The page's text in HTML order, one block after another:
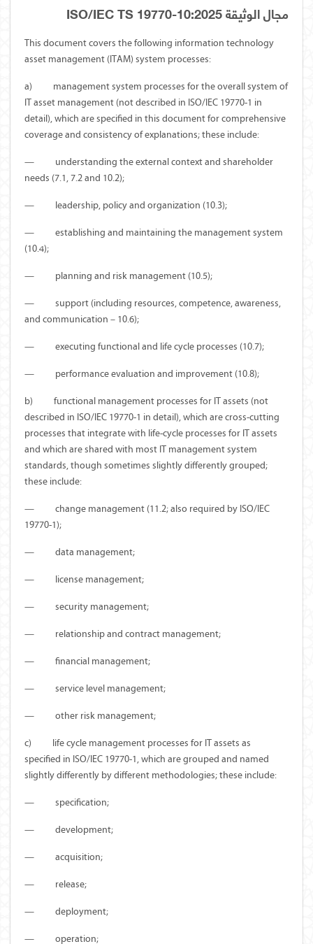
مجال الوثيقة ISO/IEC TS 19770-10:2025
This document covers the following information technology
asset management (ITAM) system processes:
a)
management system processes for the overall system of
IT asset management (not described in ISO/IEC 19770-1 in
detail), which are specified in this document for comprehensive
coverage and consistency of explanations; these include:
—
understanding the external context and shareholder
needs (7.1, 7.2 and 10.2);
— leadership, policy and organization (10.3);
—
establishing and maintaining the management system
(10.4);
— planning and risk management (10.5);
—
support (including resources, competence, awareness,
and communication – 10.6);
— executing functional and life cycle processes (10.7);
— performance evaluation and improvement (10.8);
b)
functional management processes for IT assets (not
described in ISO/IEC 19770-1 in detail), which are cross-cutting
processes that integrate with life-cycle processes for IT assets
and which are shared with most IT management system
standards, though sometimes slightly differently grouped;
these include:
—
change management (11.2; also required by ISO/IEC
19770-1);
— data management;
— license management;
— security management;
— relationship and contract management;
— financial management;
— service level management;
— other risk management;
c)
life cycle management processes for IT assets as
specified in ISO/IEC 19770-1, which are grouped and named
slightly differently by different methodologies; these include:
— specification;
— development;
— acquisition;
— release;
— deployment;
— operation;